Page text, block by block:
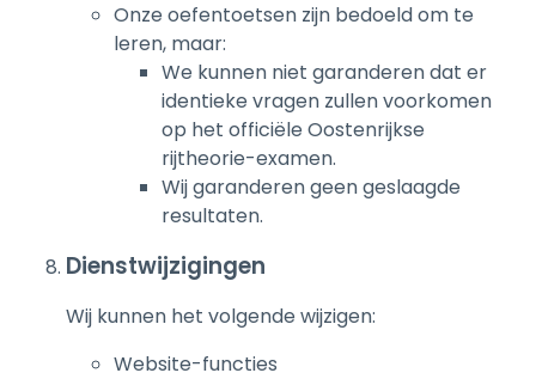
Onze oefentoetsen zijn bedoeld om te
leren, maar:
We kunnen niet garanderen dat er
identieke vragen zullen voorkomen
op het officiële Oostenrijkse
rijtheorie-examen.
Wij garanderen geen geslaagde
resultaten.
Dienstwijzigingen
Wij kunnen het volgende wijzigen:
Website-functies